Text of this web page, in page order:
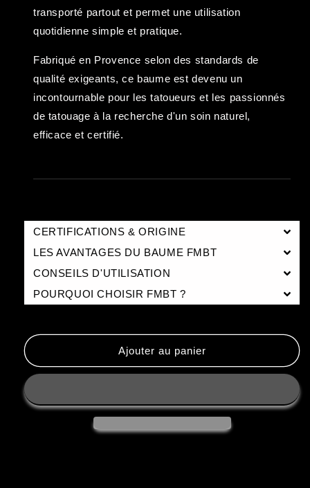
transporté partout et permet une utilisation
quotidienne simple et pratique.
Fabriqué en Provence selon des standards de
qualité exigeants, ce baume est devenu un
incontournable pour les tatoueurs et les passionnés
de tatouage à la recherche d'un soin naturel,
efficace et certifié.
CERTIFICATIONS & ORIGINE
LES AVANTAGES DU BAUME FMBT
CONSEILS D'UTILISATION
POURQUOI CHOISIR FMBT ?
Ajouter au panier